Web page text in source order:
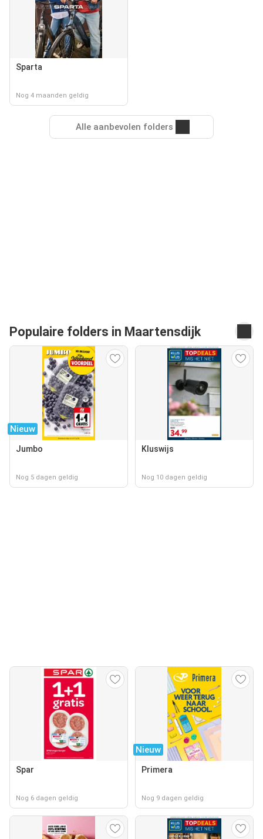
Sparta
Nog 4 maanden geldig
Alle aanbevolen folders
Populaire folders in Maartensdijk
Nieuw
Jumbo
Nog 5 dagen geldig
Kluswijs
Nog 10 dagen geldig
Spar
Nog 6 dagen geldig
Nieuw
Primera
Nog 9 dagen geldig